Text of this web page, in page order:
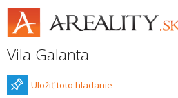
Vila Galanta
Uložiť toto hladanie